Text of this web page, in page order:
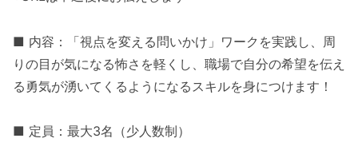
■ 内容：「視点を変える問いかけ」ワークを実践し、周
りの目が気になる怖さを軽くし、職場で自分の希望を伝え
る勇気が湧いてくるようになるスキルを身につけます！
■ 定員：最大3名（少人数制）